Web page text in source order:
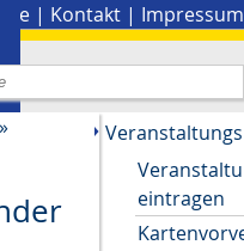
| Kontakt | Impressum
»
eintragen